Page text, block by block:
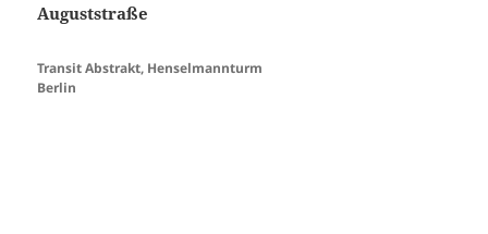
Auguststraße
Transit Abstrakt, Henselmannturm
Berlin